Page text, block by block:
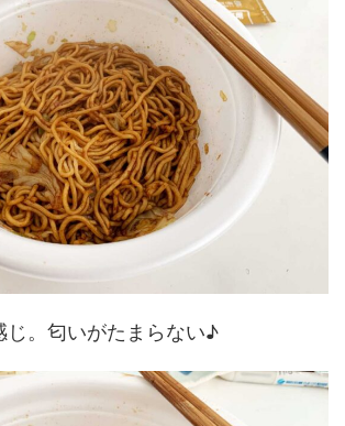
じ。匂いがたまらない♪